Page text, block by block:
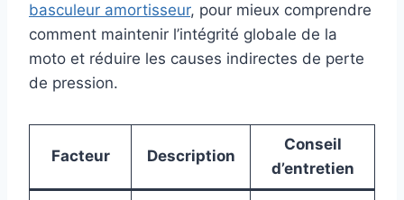
basculeur amortisseur, pour mieux comprendre
comment maintenir l’intégrité globale de la
moto et réduire les causes indirectes de perte
de pression.
Facteur Description
Conseil
d’entretien